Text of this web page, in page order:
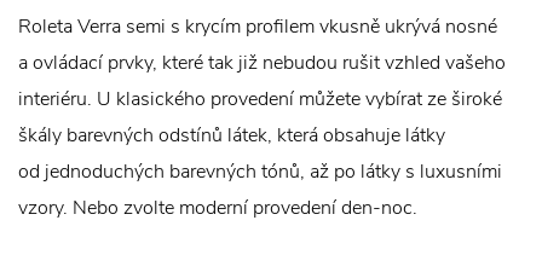
Roleta Verra semi s krycím profilem vkusně ukrývá nosné
a ovládací prvky, které tak již nebudou rušit vzhled vašeho
interiéru. U klasického provedení můžete vybírat ze široké
škály barevných odstínů látek, která obsahuje látky
od jednoduchých barevných tónů, až po látky s luxusními
vzory. Nebo zvolte moderní provedení den-noc.